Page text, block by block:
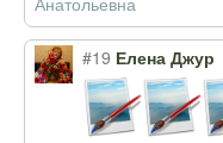
#19 Елена Джур